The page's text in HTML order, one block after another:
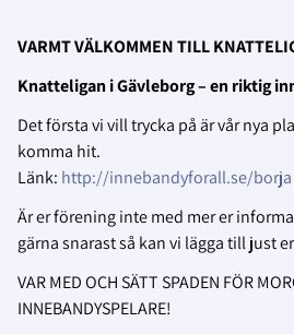
VARMT VÄLKOMMEN TILL
Knatteligan i Gävleborg – en riktig
Det första vi vill trycka på är vår nya
komma hit.
Länk: http://innebandyforall.se/borja
Är er förening inte med mer er
gärna snarast så kan vi lägga till just
VAR MED OCH SÄTT SPADEN FÖR
INNEBANDYSPELARE!